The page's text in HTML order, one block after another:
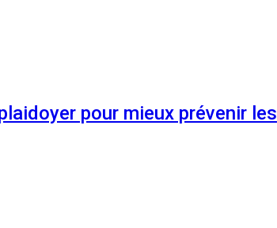
pour mieux prévenir les